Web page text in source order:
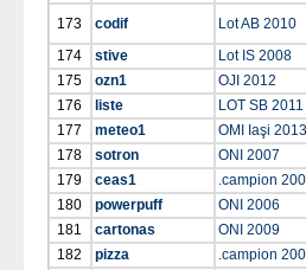
173
codif
Lot AB 2010
174
stive
Lot IS 2008
175
ozn1
OJI 2012
176
liste
LOT SB 2011
177
meteo1
OMI Iaşi 2013
178
sotron
ONI 2007
179
ceas1
.campion
180
powerpuff
ONI 2006
181
cartonas
ONI 2009
182
pizza
.campion